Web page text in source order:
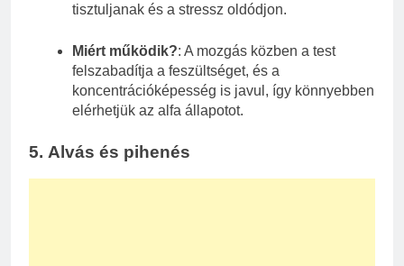
tisztuljanak és a stressz oldódjon.
Miért működik?: A mozgás közben a test
felszabadítja a feszültséget, és a
koncentrációképesség is javul, így könnyebben
elérhetjük az alfa állapotot.
5. Alvás és pihenés